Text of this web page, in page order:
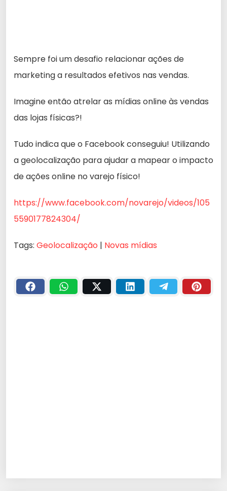
Sempre foi um desafio relacionar ações de
marketing a resultados efetivos nas vendas.
Imagine então atrelar as mídias online às vendas
das lojas físicas?!
Tudo indica que o Facebook conseguiu! Utilizando
a geolocalização para ajudar a mapear o impacto
de ações online no varejo físico!
https://www.facebook.com/novarejo/videos/105
5590177824304/
Tags: Geolocalização | Novas mídias